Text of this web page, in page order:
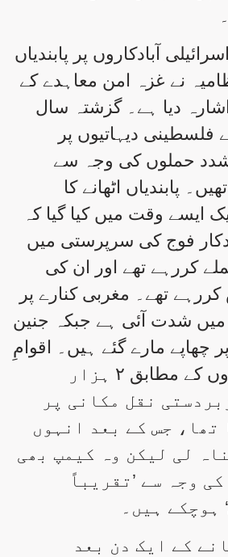
آبادکاروں پر پابندیاں
نے غزہ امن معاہدے کے
دیا ہے۔ گزشتہ سال
فلسطینی دیہاتیوں پر
حملوں کی وجہ سے
پابندیاں اٹھانے کا
ایسے وقت میں کیا گیا کہ
فوج کی سرپرستی میں
کررہے تھے اور ان کی
تھے۔ مغربی کنارے پر
میں شدت آئی ہے جبکہ جنین
چھاپے مارے گئے ہیں۔ اقوامِ
متحدہ کے اہلکاروں کے مطابق ۲ ہزار
نقل مکانی پر
تھا، جس کے بعد انہوں
لی لیکن وہ کیمپ بھی
وجہ سے ’تقریباً
ہوچکے ہیں۔
کے ایک دن بعد